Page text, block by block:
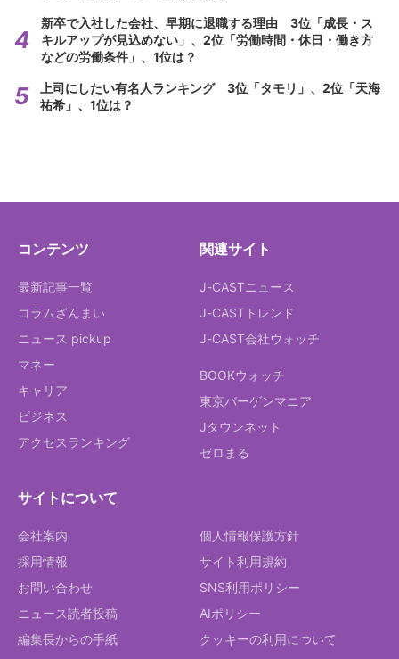
新卒で入社した会社、早期に退職する理由 3位「成長・ス
キルアップが見込めない」、2位「労働時間・休日・働き方
などの労働条件」、1位は？
上司にしたい有名人ランキング 3位「タモリ」、2位「天海
祐希」、1位は？
コンテンツ
最新記事一覧
コラムざんまい
ニュース pickup
マネー
キャリア
ビジネス
アクセスランキング
関連サイト
J-CASTニュース
J-CASTトレンド
J-CAST会社ウォッチ
BOOKウォッチ
東京バーゲンマニア
Jタウンネット
ゼロまる
サイトについて
会社案内
採用情報
お問い合わせ
ニュース読者投稿
編集長からの手紙
個人情報保護方針
サイト利用規約
SNS利用ポリシー
AIポリシー
クッキーの利用について